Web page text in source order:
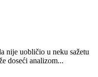
nije uobličio u neku sažetu
doseći analizom...